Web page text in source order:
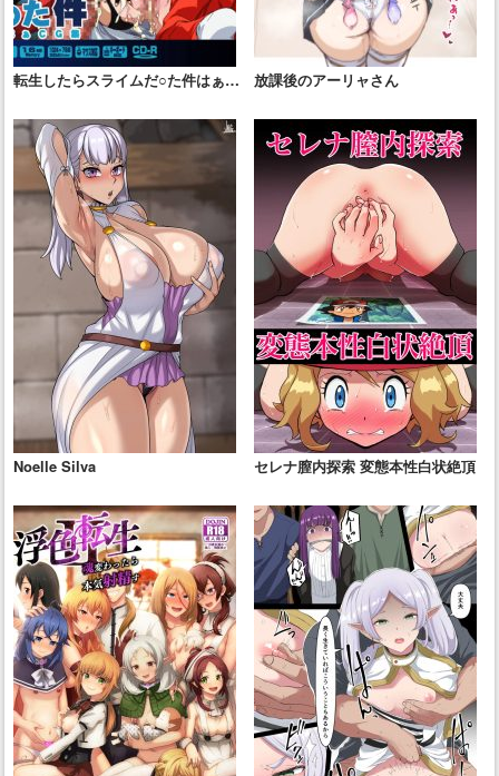
転生したらスライムだ○た件はぁは
放課後のアーリャさん
Noelle Silva セレナ膣内探索 変態本性白状絶頂